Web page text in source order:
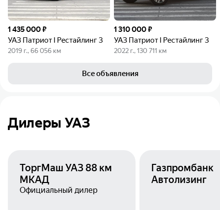
1 435 000 ₽
УАЗ Патриот I Рестайлинг 3
2019 г., 66 056 км
1 310 000 ₽
УАЗ Патриот I Рестайлинг 3
2022 г., 130 711 км
Все объявления
Дилеры УАЗ
ТоргМаш УАЗ 88 км
МКАД
Официальный дилер
Газпромбанк
Автолизинг